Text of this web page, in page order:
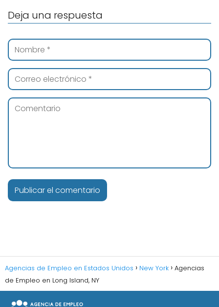
Deja una respuesta
Agencias de Empleo en Estados Unidos New York
Agencias
de Empleo en Long Island, NY